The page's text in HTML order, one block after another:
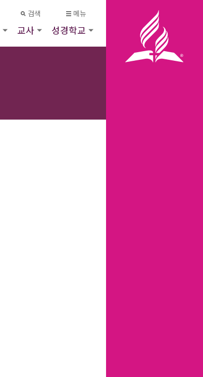
검색 메뉴
교사 성경학교